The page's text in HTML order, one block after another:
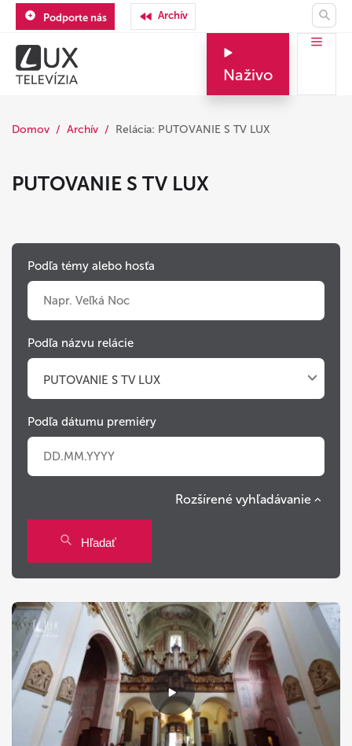
Podporte nás Archív
Naživo
Domov Archív Relácia: PUTOVANIE S TV LUX
PUTOVANIE S TV LUX
Podľa témy alebo hosťa
Podľa názvu relácie
PUTOVANIE S TV LUX
Podľa dátumu premiéry
Po Ut
27 28 29
10 11 12 13 14 15 16
18 19 20 21 22
24 26 27 28 29 30
31 1 2 3 4 6
dnes vymazať zavrieť
Rozšírené vyhľadávanie
Hľadať